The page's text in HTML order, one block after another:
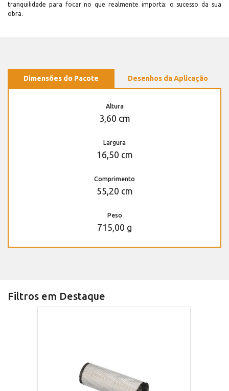
tranquilidade para focar no que realmente importa: o sucesso da sua
obra.
Dimensões do Pacote Desenhos da Aplicação
Altura
3,60 cm
Largura
16,50 cm
Comprimento
55,20 cm
Peso
715,00 g
Filtros em Destaque